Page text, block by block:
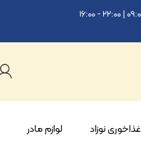
غذاخوری نوزاد لوازم مادر